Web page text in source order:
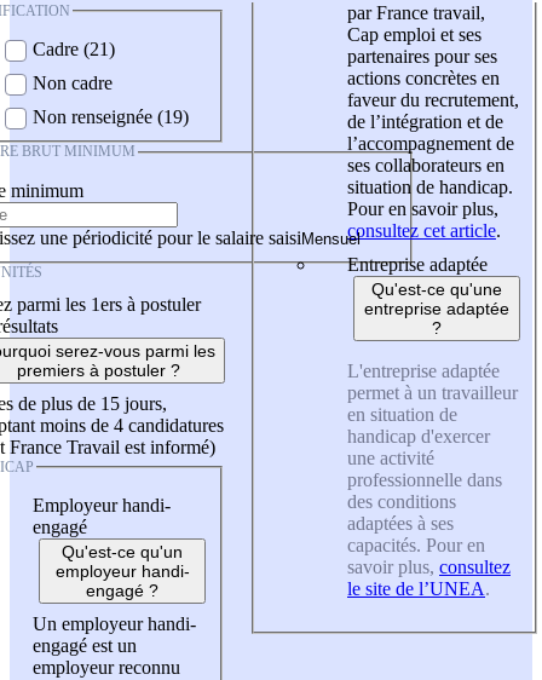
Cadre (21)
Non cadre
Non renseignée (19)
BRUT MINIMUM
minimum
une périodicité pour le salaire saisi
parmi les 1ers à postuler
serez-vous parmi les
premiers à postuler ?
de plus de 15 jours,
moins de 4 candidatures
France Travail est informé)
Employeur handi-
engagé
Qu'est-ce qu'un
employeur handi-
engagé ?
Un employeur handi-
engagé est un
employeur reconnu
par France travail,
Cap emploi et ses
partenaires pour ses
actions concrètes en
faveur du recrutement,
de l’intégration et de
l’accompagnement de
ses collaborateurs en
situation de handicap.
Pour en savoir plus,
consultez cet article.
Entreprise adaptée
Qu'est-ce qu'une
entreprise adaptée
?
L'entreprise adaptée
permet à un travailleur
en situation de
handicap d'exercer
une activité
professionnelle dans
des conditions
adaptées à ses
capacités. Pour en
savoir plus, consultez
le site de l’UNEA.